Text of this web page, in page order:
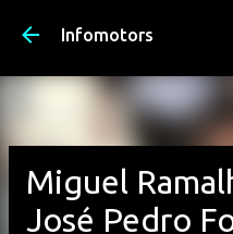
Avançar para o
Infomotors
Miguel
José Pedro